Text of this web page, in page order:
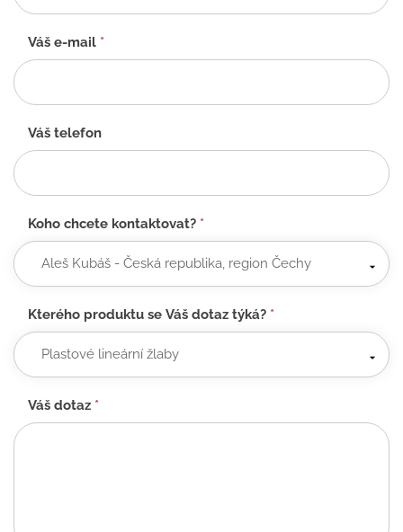
CZ
Váš e-mail *
Váš telefon
Koho chcete kontaktovat? *
Kterého produktu se Váš dotaz týká? *
Váš dotaz *